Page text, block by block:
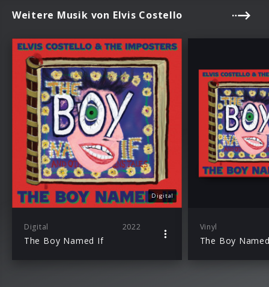
Weitere Musik von Elvis Costello
Digital
Digital 2022
The Boy Named If
Vinyl
The Boy